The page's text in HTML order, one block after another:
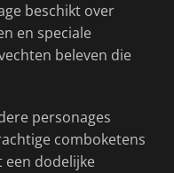
beschikt over
en speciale
beleven die
personages
comboketens
een dodelijke